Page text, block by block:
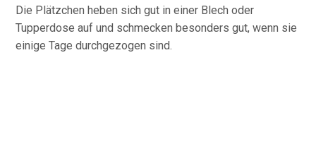
Die Plätzchen heben sich gut in einer Blech oder
Tupperdose auf und schmecken besonders gut, wenn sie
einige Tage durchgezogen sind.